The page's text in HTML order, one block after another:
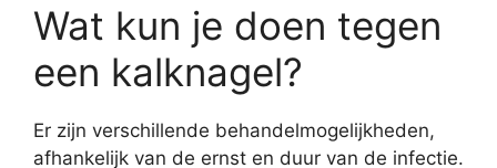
Wat kun je doen tegen
een kalknagel?
Er zijn verschillende behandelmogelijkheden,
afhankelijk van de ernst en duur van de infectie.